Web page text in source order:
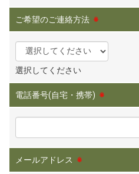
ご希望のご連絡方法 ※
選択してください
電話番号(自宅・携帯) ※
メールアドレス ※